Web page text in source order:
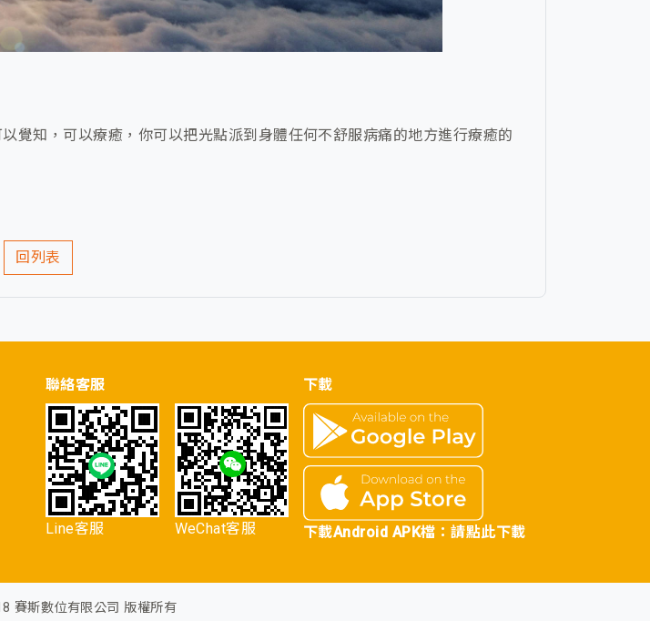
覺知，可以療癒，你可以把光點派到身體任何不舒服病痛的地方進行療癒的
回列表
聯絡客服
Line客服 WeChat客服
下載
下載Android APK檔：請點此下載
賽斯數位有限公司 版權所有